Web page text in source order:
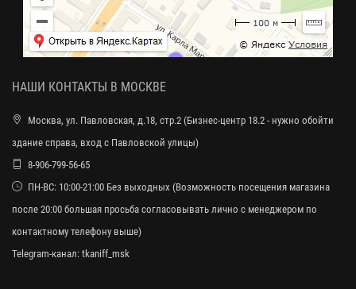
НАШИ КОНТАКТЫ В МОСКВЕ
Москва, ул. Павловская, д.18, стр.2 (Бизнес-центр 18.2 - нужно обойти
здание справа, вход с Павловской улицы)
8-906-799-56-65
ПН-ВС: 10:00-21:00 Без выходных (Возможность посещения магазина
после 20:00 большая просьба согласовывать лично с менеджером по
контактному телефону выше)
Telegram-канал: tkaniff_msk